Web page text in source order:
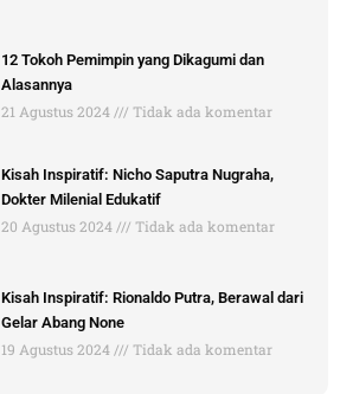
12 Tokoh Pemimpin yang Dikagumi dan
Alasannya
21 Agustus 2024 Tidak ada komentar
Kisah Inspiratif: Nicho Saputra Nugraha,
Dokter Milenial Edukatif
20 Agustus 2024 Tidak ada komentar
Kisah Inspiratif: Rionaldo Putra, Berawal dari
Gelar Abang None
19 Agustus 2024 Tidak ada komentar